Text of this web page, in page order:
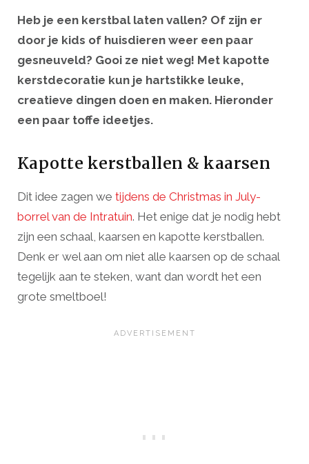
Heb je een kerstbal laten vallen? Of zijn er
door je kids of huisdieren weer een paar
gesneuveld? Gooi ze niet weg! Met kapotte
kerstdecoratie kun je hartstikke leuke,
creatieve dingen doen en maken. Hieronder
een paar toffe ideetjes.
Kapotte kerstballen & kaarsen
Dit idee zagen we tijdens de Christmas in July-
borrel van de Intratuin. Het enige dat je nodig hebt
zijn een schaal, kaarsen en kapotte kerstballen.
Denk er wel aan om niet alle kaarsen op de schaal
tegelijk aan te steken, want dan wordt het een
grote smeltboel!